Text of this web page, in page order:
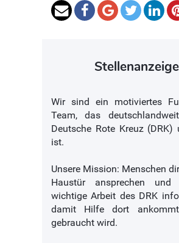
Stellenanzeige
Wir sind ein motiviertes
Team, das
Deutsche Rote Kreuz (DRK)
ist.
Unsere Mission: Menschen
Haustür ansprechen
wichtige Arbeit des DRK
damit Hilfe dort
gebraucht wird.